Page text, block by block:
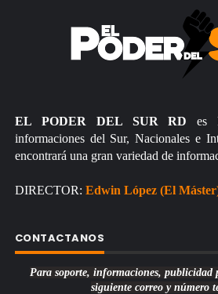
EL PODER DEL SUR RD es
informaciones del Sur, Nacionales e
encontrará una gran variedad de
DIRECTOR: Edwin López (El
CONTACTANOS
Para soporte, informaciones, publicidad
siguiente correo y número